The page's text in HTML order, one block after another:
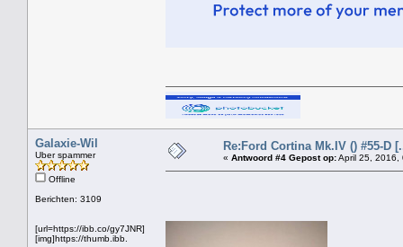
Galaxie-Wil
Uber spammer
Offline
Berichten: 3109
[url=https://ibb.co/gy7JNR]
[img]https://thumb.ibb.
Re:Ford Cortina Mk.IV () #55-D
« Antwoord #4 Gepost op:April 25, 2016,